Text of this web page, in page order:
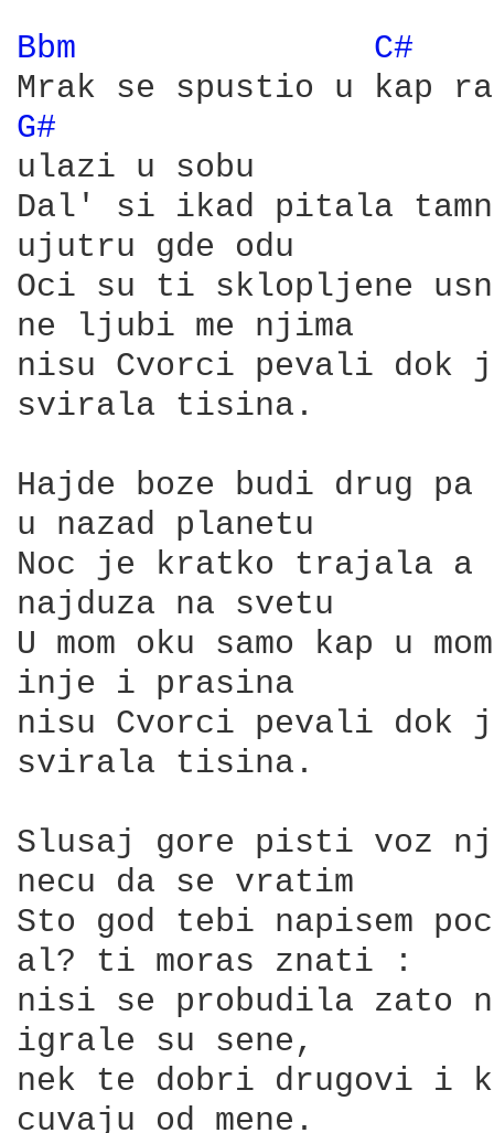
Bbm C#
G#
ulazi u sobu
Dal' si ikad pitala
ujutru gde odu
Oci su ti sklopljene
ne ljubi me njima
nisu Cvorci pevali dok
svirala tisina.
Hajde boze budi drug
u nazad planetu
Noc je kratko trajala a
najduza na svetu
U mom oku samo kap u
inje i prasina
nisu Cvorci pevali dok
svirala tisina.
Slusaj gore pisti voz
necu da se vratim
Sto god tebi napisem
al? ti moras znati :
nisi se probudila zato
igrale su sene,
nek te dobri drugovi i
cuvaju od mene.